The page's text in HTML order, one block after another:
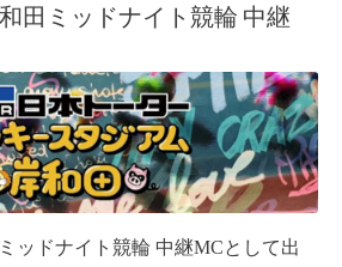
田ミッドナイト競輪 中継
ッドナイト競輪 中継MCとして出